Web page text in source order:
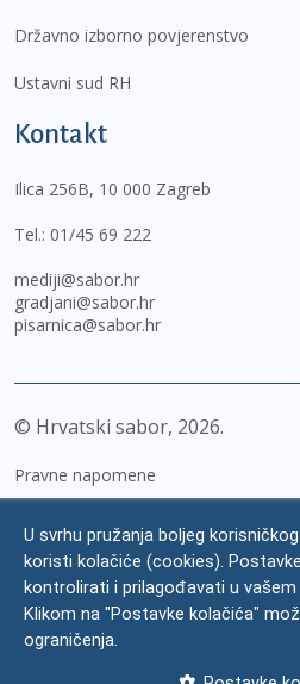
Državno izborno povjerenstvo
Ustavni sud RH
Kontakt
Ilica 256B, 10 000 Zagreb
Tel.: 01/45 69 222
mediji@sabor.hr
gradjani@sabor.hr
pisarnica@sabor.hr
© Hrvatski sabor, 2026
Pravne napomene
Zaštita osobnih podataka
Impressum
Česta pitanja
U svrhu pružanja boljeg
koristi kolačiće (cookies).
kontrolirati i prilagođavati u vašem
Klikom na "Postavke kolačića"
ograničenja.